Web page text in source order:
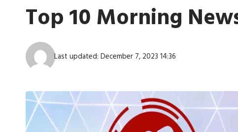
Top 10 Morning
Last updated: December 7, 2023 14:36